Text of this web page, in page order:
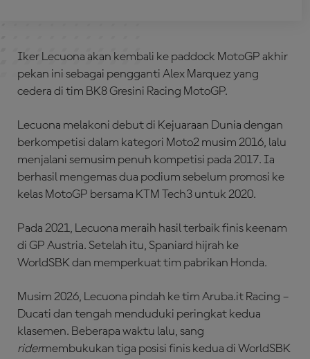
Iker Lecuona akan kembali ke paddock MotoGP akhir
pekan ini sebagai pengganti Alex Marquez yang
cedera di tim BK8 Gresini Racing MotoGP.
Lecuona melakoni debut di Kejuaraan Dunia dengan
berkompetisi dalam kategori Moto2 musim 2016, lalu
menjalani semusim penuh kompetisi pada 2017. Ia
berhasil mengemas dua podium sebelum promosi ke
kelas MotoGP bersama KTM Tech3 untuk 2020.
Pada 2021, Lecuona meraih hasil terbaik finis keenam
di GP Austria. Setelah itu, Spaniard hijrah ke
WorldSBK dan memperkuat tim pabrikan Honda.
Musim 2026, Lecuona pindah ke tim Aruba.it Racing –
Ducati dan tengah menduduki peringkat kedua
klasemen. Beberapa waktu lalu, sang
ridermembukukan tiga posisi finis kedua di WorldSBK